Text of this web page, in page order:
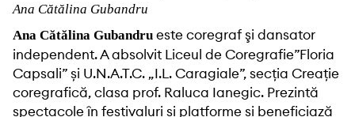
Ana Cătălina Gubandru
Ana Cătălina Gubandru este coregraf şi dansator
independent. A absolvit Liceul de Coregrafie”Floria
Capsali” și U.N.A.T.C. „I.L. Caragiale”, secţia Creaţie
coregrafică, clasa prof. Raluca Ianegic. Prezintă
spectacole în festivaluri și platforme și beneficiază